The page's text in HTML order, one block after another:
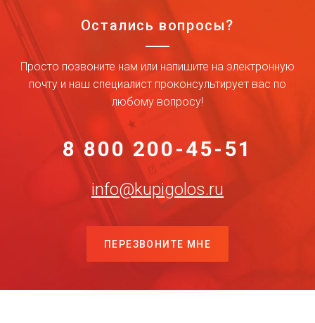
Остались вопросы?
Просто позвоните нам или напишите на электронную
почту и наш специалист проконсультирует вас по
любому вопросу!
8 800 200-45-51
info@kupigolos.ru
ПЕРЕЗВОНИТЕ МНЕ